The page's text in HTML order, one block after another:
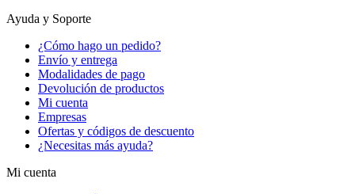
Ayuda y Soporte
¿Cómo hago un pedido?
Envío y entrega
Modalidades de pago
Devolución de productos
Mi cuenta
Empresas
Ofertas y códigos de descuento
¿Necesitas más ayuda?
Mi cuenta